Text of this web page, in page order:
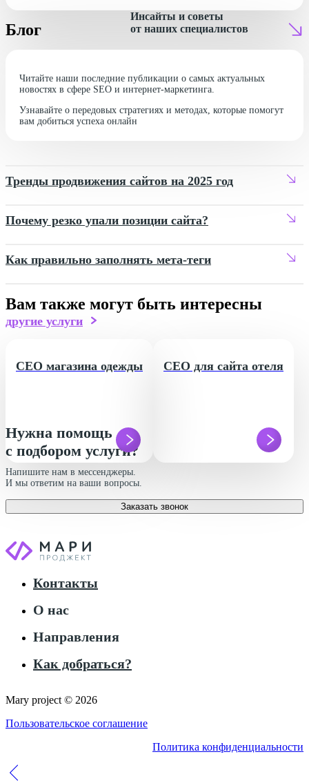
Блог
Читайте наши последние публикации о самых актуальных
новостях в сфере SEO и интернет-маркетинга.
Узнавайте о передовых стратегиях и методах, которые помогут
вам добиться успеха онлайн
Инсайты и советы
от наших специалистов
Тренды продвижения сайтов на 2025 год
Почему резко упали позиции сайта?
Как правильно заполнять мета-теги
Вам также могут быть интересны
другие услуги
СЕО магазина одежды СЕО для сайта отеля
Нужна помощь
с подбором услуги?
Напишите нам в мессенджеры.
И мы ответим на ваши вопросы.
Заказать звонок
Контакты
О нас
Направления
Как добраться?
Mary project © 2026
Пользовательское соглашение
Политика конфиденциальности